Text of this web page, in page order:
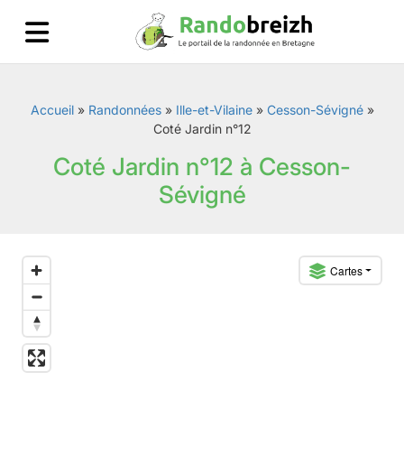
Accueil» Randonnées» Ille-et-Vilaine» Cesson-Sévigné»
Coté Jardin n°12
Coté Jardin n°12 à Cesson-
Sévigné
Cartes